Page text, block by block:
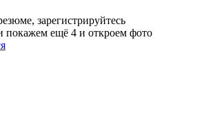
зарегистрируйтесь
покажем ещё 4 и откроем фото